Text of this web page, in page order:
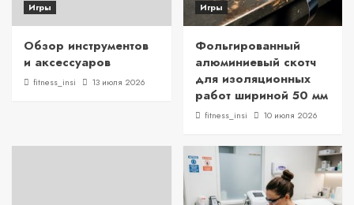
Игры
Обзор инструментов
и аксессуаров
fitness_insi 13 июля 2026
Игры
Фольгированный
алюминиевый скотч
для изоляционных
работ шириной 50 мм
fitness_insi 10 июля 2026